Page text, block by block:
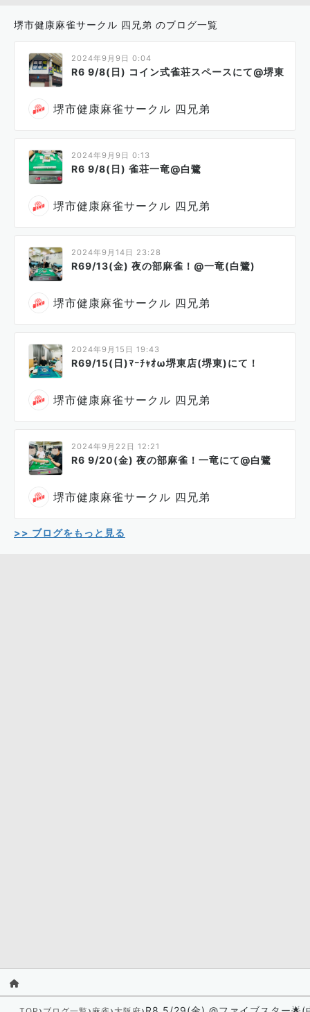
堺市健康麻雀サークル 四兄弟 のブログ一覧
2024年9月9日 0:04
R6 9/8(日) コイン式雀荘スペースにて@堺東
堺市健康麻雀サークル 四兄弟
2024年9月9日 0:13
R6 9/8(日) 雀荘一竜@白鷺
堺市健康麻雀サークル 四兄弟
2024年9月14日 23:28
R69/13(金) 夜の部麻雀！@一竜(白鷺)
堺市健康麻雀サークル 四兄弟
2024年9月15日 19:43
R69/15(日)ﾏｰﾁｬｵω堺東店(堺東)にて！
堺市健康麻雀サークル 四兄弟
2024年9月22日 12:21
R6 9/20(金) 夜の部麻雀！一竜にて@白鷺
堺市健康麻雀サークル 四兄弟
>> ブログをもっと見る